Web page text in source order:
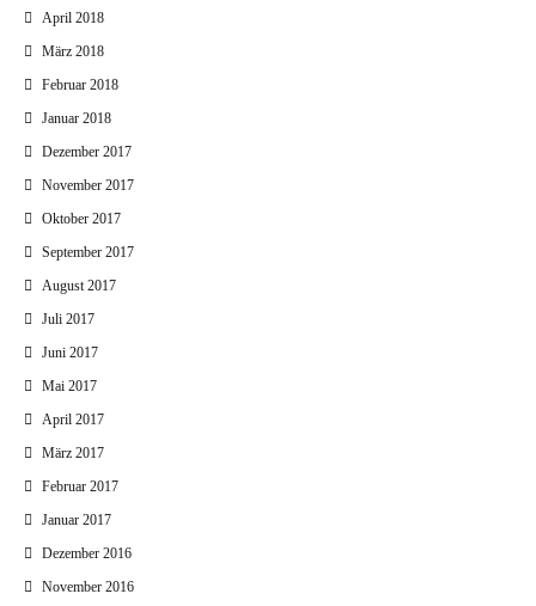
April 2018
März 2018
Februar 2018
Januar 2018
Dezember 2017
November 2017
Oktober 2017
September 2017
August 2017
Juli 2017
Juni 2017
Mai 2017
April 2017
März 2017
Februar 2017
Januar 2017
Dezember 2016
November 2016